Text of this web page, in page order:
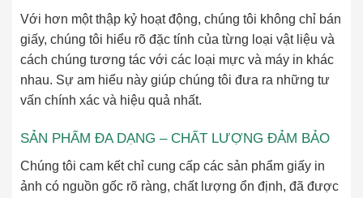
Với hơn một thập kỷ hoạt động, chúng tôi không chỉ bán
giấy, chúng tôi hiểu rõ đặc tính của từng loại vật liệu và
cách chúng tương tác với các loại mực và máy in khác
nhau. Sự am hiểu này giúp chúng tôi đưa ra những tư
vấn chính xác và hiệu quả nhất.
SẢN PHẨM ĐA DẠNG – CHẤT LƯỢNG ĐẢM BẢO
Chúng tôi cam kết chỉ cung cấp các sản phẩm giấy in
ảnh có nguồn gốc rõ ràng, chất lượng ổn định, đã được